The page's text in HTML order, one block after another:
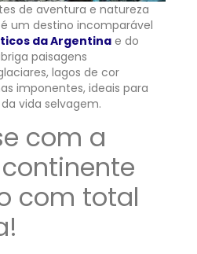
de aventura e natureza
um destino incomparável
da Argentina e do
paisagens
lagos de cor
imponentes, ideais para
vida selvagem.
com a
com total